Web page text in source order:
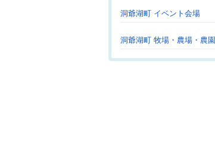
洞爺湖町 イベント会場
洞爺湖町 牧場・農場・農園